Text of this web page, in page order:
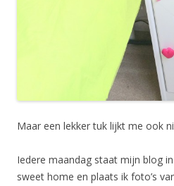
Maar een lekker tuk lijkt me ook
Iedere maandag staat mijn blog
sweet home en plaats ik foto’s